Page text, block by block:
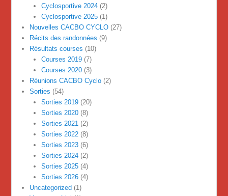
Cyclosportive 2024(2)
Cyclosportive 2025(1)
Nouvelles CACBO CYCLO (27)
Récits des randonnées (9)
Résultats courses (10)
Courses 2019(7)
Courses 2020(3)
Réunions CACBO Cyclo (2)
Sorties (54)
Sorties 2019(20)
Sorties 2020(8)
Sorties 2021(2)
Sorties 2022(8)
Sorties 2023(6)
Sorties 2024(2)
Sorties 2025(4)
Sorties 2026(4)
Uncategorized (1)